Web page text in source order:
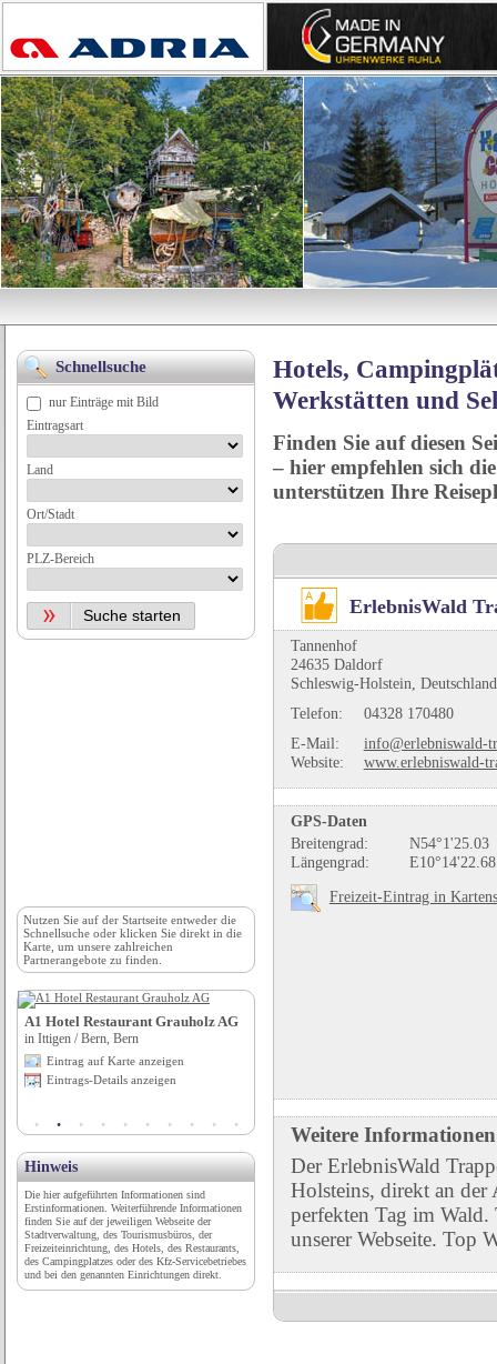
Hotels,
Werkstätten und
Finden Sie auf diesen
– hier empfehlen sich
unterstützen Ihre
ErlebnisWald
Tannenhof
24635 Daldorf
Schleswig-Holstein, Deutschland
Telefon:
04328 170480
E-Mail:
info@erlebniswald-
Website:
www.erlebniswald-
GPS-Daten
Breitengrad:
N54°1'25.03
Längengrad:
E10°14'22.68
Freizeit-Eintrag in
Weitere Informationen
Der ErlebnisWald
Holsteins, direkt an
perfekten Tag im
unserer Webseite. Top
Schnellsuche
nur Einträge mit Bild
Eintragsart
Land
Ort/Stadt
PLZ-Bereich
Nutzen Sie auf der Startseite entweder die
Schnellsuche oder klicken Sie direkt in die
Karte, um unsere zahlreichen
Partnerangebote zu finden.
A1 Hotel Restaurant Grauholz AG
in Ittigen / Bern, Bern
Eintrag auf Karte anzeigen
Eintrags-Details anzeigen
Hinweis
Die hier aufgeführten Informationen sind
Erstinformationen. Weiterführende Informationen
finden Sie auf der jeweiligen Webseite der
Stadtverwaltung, des Tourismusbüros, der
Freizeiteinrichtung, des Hotels, des Restaurants,
des Campingplatzes oder des Kfz-Servicebetriebes
und bei den genannten Einrichtungen direkt.